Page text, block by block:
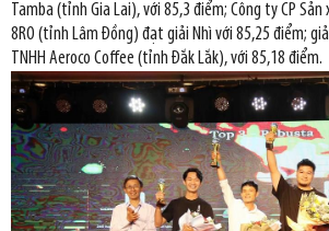
Tamba (tỉnh Gia Lai), với 85,3 điểm; Công ty CP
8RO (tỉnh Lâm Đồng) đạt giải Nhì với 85,25 điểm;
TNHH Aeroco Coffee (tỉnh Đắk Lắk), với 85,18 điểm.